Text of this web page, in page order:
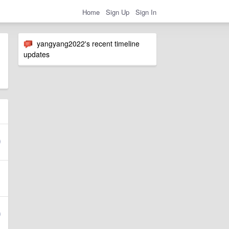
Home Sign Up Sign In
yangyang2022's recent timeline
updates